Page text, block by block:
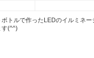
トルで作ったLEDのイルミネ
す(^^)